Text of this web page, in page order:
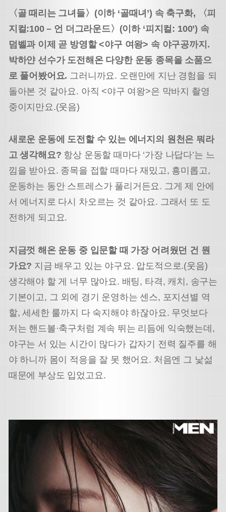
〈골 때리는 그녀들〉(이하 ‘골때녀’) 속 축구화, 〈피
지컬:100 – 언 더그라운드〉(이하 ‘피지컬: 100’) 속
덤벨과 이제 곧 방영할 <야구 여왕> 속 야구공까지.
박하얀 선수가 도전해온 다양한 운동 종목을 소품으
로 풀어봤어요. 그러니까요. 오랜만에 지난 경험을 되
돌아본 것 같아요. 아직 <야구 여왕>은 막바지 촬영
중이지만요.(웃음)
새로운 운동에 도전할 수 있는 에너지의 원천은 뭐라
고 생각해요? 항상 운동할 때마다 ‘가장 나답다’는 느
낌을 받아요. 종목을 접할 때마다 재밌고, 흥미롭고,
운동하는 동안 스트레스가 풀리거든요. 그게 제 안에
서 에너지로 다시 차오르는 것 같아요. 그래서 또 도
전하게 되고요.
지금껏 해온 운동 중 입문할 때 가장 어려웠던 건 뭔
가요? 지금 배우고 있는 야구요. 압도적으로.(웃음)
생각해야 할 게 너무 많아요. 배팅, 타격, 캐치, 송구는
기본이고, 그 외에 경기 운영하는 센스, 포지션별 역
할, 세세한 룰까지 다 숙지해야 하잖아요. 무엇보다
저는 핸드볼·축구처럼 계속 뛰는 리듬에 익숙했는데,
야구는 서 있는 시간이 많다가 갑자기 전력 질주를 해
야 하니까 몸이 적응을 잘 못 했어요. 처음엔 그 낯섦
때문에 부상도 입었고요.